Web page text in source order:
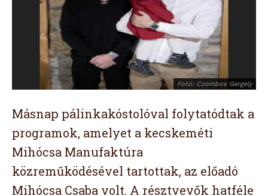
Fotó: Czombos Gergely
Másnap pálinkakóstolóval folytatódtak a
programok, amelyet a kecskeméti
Mihócsa Manufaktúra
közreműködésével tartottak, az előadó
Mihócsa Csaba volt. A résztvevők hatféle